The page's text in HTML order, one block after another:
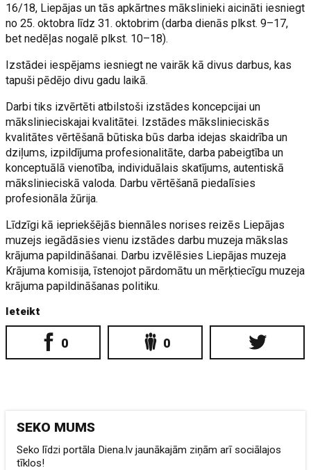
16/18, Liepājas un tās apkārtnes mākslinieki aicināti iesniegt
no 25. oktobra līdz 31. oktobrim (darba dienās plkst. 9–17,
bet nedēļas nogalē plkst. 10–18).
Izstādei iespējams iesniegt ne vairāk kā divus darbus, kas
tapuši pēdējo divu gadu laikā.
Darbi tiks izvērtēti atbilstoši izstādes koncepcijai un
mākslinieciskajai kvalitātei. Izstādes mākslinieciskās
kvalitātes vērtēšanā būtiska būs darba idejas skaidrība un
dziļums, izpildījuma profesionalitāte, darba pabeigtība un
konceptuālā vienotība, individuālais skatījums, autentiskā
mākslinieciskā valoda. Darbu vērtēšanā piedalīsies
profesionāla žūrija.
Līdzīgi kā iepriekšējās biennāles norises reizēs Liepājas
muzejs iegādāsies vienu izstādes darbu muzeja mākslas
krājuma papildināšanai. Darbu izvēlēsies Liepājas muzeja
Krājuma komisija, īstenojot pārdomātu un mērķtiecīgu muzeja
krājuma papildināšanas politiku.
Ieteikt
0 0
SEKO MUMS
Seko līdzi portāla Diena.lv jaunākajām ziņām arī sociālajos
tīklos!